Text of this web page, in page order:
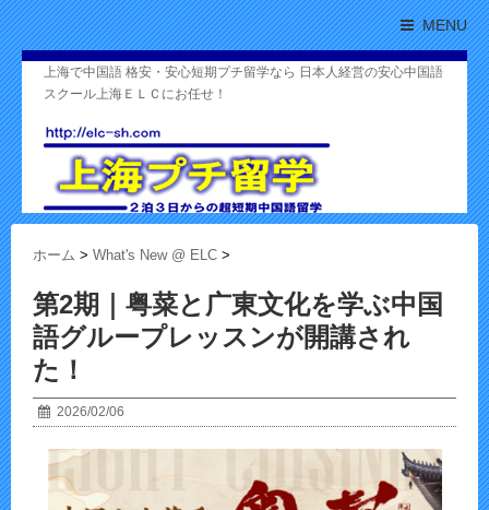
MENU
上海で中国語 格安・安心短期プチ留学なら 日本人経営の安心中国語
スクール上海ＥＬＣにお任せ！
ホーム > What's New @ ELC >
第2期｜粤菜と广東文化を学ぶ中国
語グループレッスンが開講され
た！
2026/02/06